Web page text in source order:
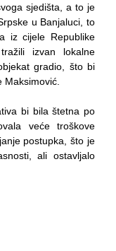
sjedišta, a to je
u Banjaluci, to
iz cijele Republike
izvan lokalne
gradio, što bi
bi bila štetna po
veće troškove
postupka, što je
ali ostavljalo